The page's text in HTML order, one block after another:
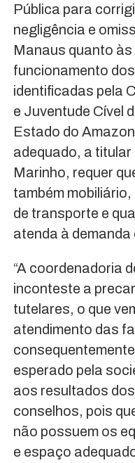
Pública para
negligência e
Manaus quanto
funcionamento
identificadas pela
e Juventude Cível
Estado do
adequado, a titular
Marinho, requer
também
de transporte e
atenda à
“A coordenadoria
inconteste a
tutelares, o que
atendimento das
esperado pela
aos resultados
conselhos, pois
não possuem os
e espaço